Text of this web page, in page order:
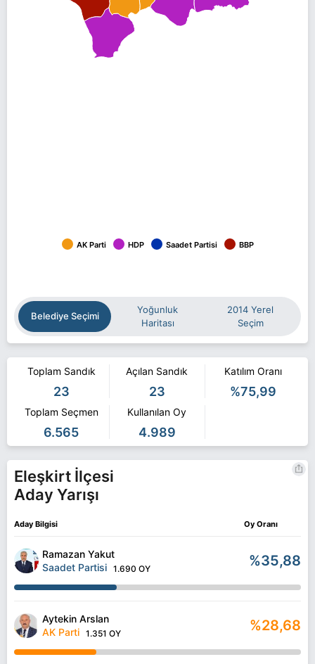
Sait Yami Haberleri sayfamızı ziyaret edin.
AK Parti HDP Saadet Partisi BBP
Belediye Seçimi
Yoğunluk
Haritası
2014 Yerel
Seçim
Toplam Sandık
23
Açılan Sandık
23
Katılım Oranı
%75,99
Toplam Seçmen
6.565
Kullanılan Oy
4.989
Eleşkirt İlçesi
Aday Yarışı
Aday Bilgisi Oy Oranı
Ramazan Yakut
Saadet Partisi 1.690 OY %35,88
Aytekin Arslan
AK Parti 1.351 OY %28,68